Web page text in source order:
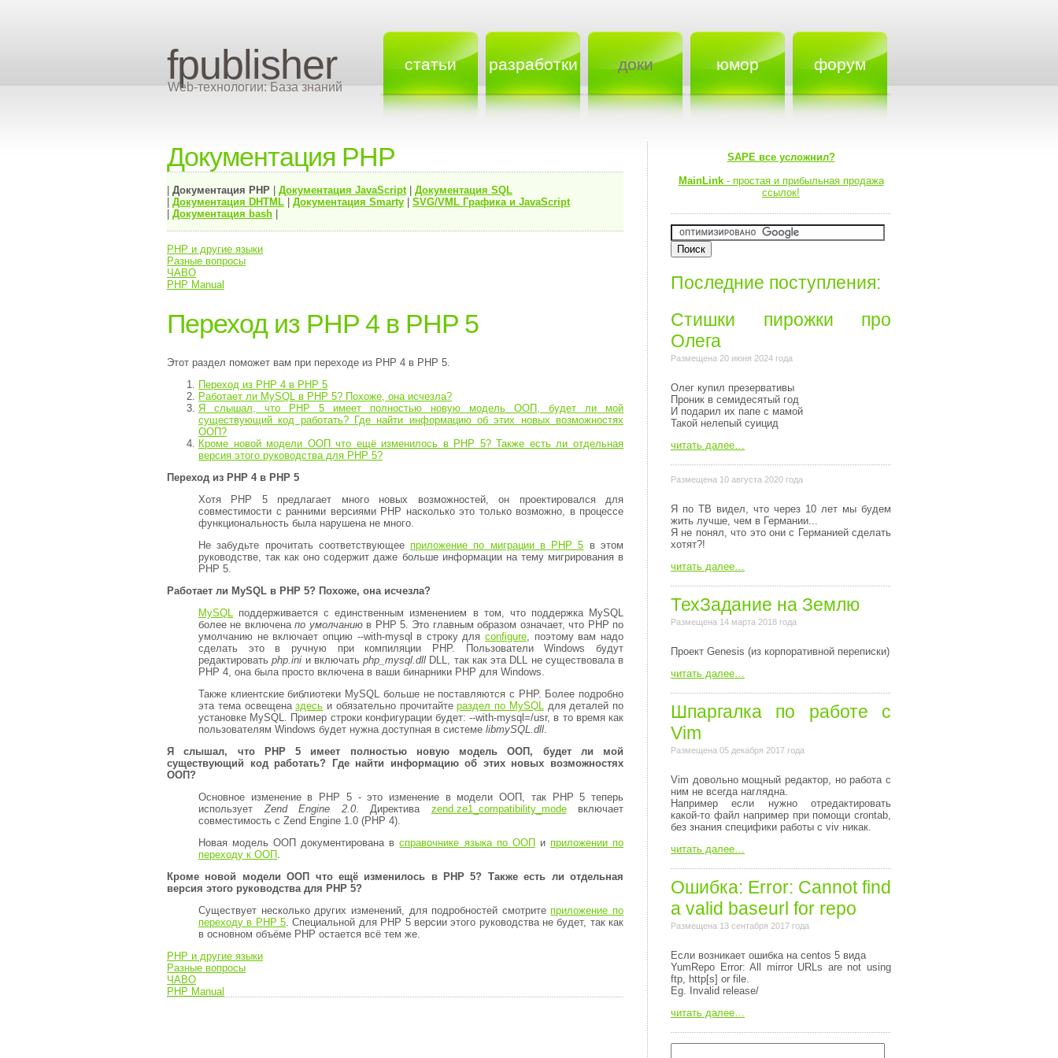
fpublisher
Web-технологии: База знаний
статьи разработки доки юмор форум
Документация PHP
Документация PHP Документация JavaScript| Документация SQL
Документация DHTML Документация Smarty
SVG/VML Графика и JavaScript
Документация bash
PHP и другие языки
Разные вопросы
ЧАВО
PHP Manual
Переход из PHP 4 в PHP 5
Этот раздел поможет вам при переходе из PHP 4 в PHP 5.
Переход из PHP 4 в PHP 5
Работает ли MySQL в PHP 5? Похоже, она исчезла?
Я слышал, что PHP 5 имеет полностью новую модель ООП, будет ли мой
существующий код работать? Где найти информацию об этих новых возможностях
ООП?
Кроме новой модели ООП что ещё изменилось в PHP 5? Также есть ли отдельная
версия этого руководства для PHP 5?
Переход из PHP 4 в PHP 5
Хотя PHP 5 предлагает много новых возможностей, он проектировался для
совместимости с ранними версиями PHP насколько это только возможно, в процессе
функциональность была нарушена не много.
Не забудьте прочитать соответствующееприложение по миграции в PHP 5 в этом
руководстве, так как оно содержит даже больше информации на тему мигрирования в
PHP 5.
Работает ли MySQL в PHP 5? Похоже, она исчезла?
MySQL поддерживается с единственным изменением в том, что поддержка MySQL
более не включенапо умолчаниюв PHP 5. Это главным образом означает, что PHP по
умолчанию не включает опцию --with-mysql в строку дляconfigure, поэтому вам надо
сделать это в ручную при компиляции PHP. Пользователи Windows будут
редактироватьphp.ini и включать php_mysql.dll DLL, так как эта DLL не существовала в
PHP 4, она была просто включена в ваши бинарники PHP для Windows.
Также клиентские библиотеки MySQL больше не поставляются с PHP. Более подробно
эта тема освещеназдесь и обязательно прочитайтераздел по MySQLдля деталей по
установке MySQL. Пример строки конфигурации будет:--with-mysql=/usr, в то время как
пользователям Windows будет нужна доступная в системе libmySQL.dll.
Я слышал, что PHP 5 имеет полностью новую модель ООП, будет ли мой
существующий код работать? Где найти информацию об этих новых возможностях
ООП?
Основное изменение в PHP 5 - это изменение в модели ООП, так PHP 5 теперь
используетZend Engine 2.0. Директива zend.ze1_compatibility_modeвключает
совместимость с Zend Engine 1.0 (PHP 4).
Новая модель ООП документирована всправочнике языка по ООП и приложении по
переходу к ООП .
Кроме новой модели ООП что ещё изменилось в PHP 5? Также есть ли отдельная
версия этого руководства для PHP 5?
Существует несколько других изменений, для подробностей смотритеприложение по
переходу в PHP 5. Специальной для PHP 5 версии этого руководства не будет, так как
в основном объёме PHP остается всё тем же.
PHP и другие языки
Разные вопросы
ЧАВО
PHP Manual
SAPE все усложнил?
MainLink- простая и прибыльная продажа
ссылок!
Последние поступления:
Стишки пирожки про
Олега⁠⁠
Размещена 20 июня 2024 года
Олег купил презервативы
Проник в семидесятый год
И подарил их папе с мамой
Такой нелепый суицид
читать далее…
Размещена 10 августа 2020 года
Я по ТВ видел, что через 10 лет мы будем
жить лучше, чем в Германии...
Я не понял, что это они с Германией сделать
хотят?!
читать далее…
ТехЗадание на Землю
Размещена 14 марта 2018 года
Пpоект Genesis (из коpпоpативной пеpеписки)
читать далее…
Шпаргалка по работе с
Vim
Размещена 05 декабря 2017 года
Vim довольно мощный редактор, но работа с
ним не всегда наглядна.
Например если нужно отредактировать
какой-то файл например при помощи crontab,
без знания специфики работы с viv никак.
читать далее…
Ошибка: Error: Cannot find
a valid baseurl for repo
Размещена 13 сентабря 2017 года
Если возникает ошибка на centos 5 вида
YumRepo Error: All mirror URLs are not using
ftp, http[s] or file.
Eg. Invalid release/
читать далее…